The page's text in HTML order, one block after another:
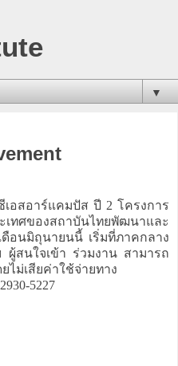
▼
อสอาร์แคมปัส ปี 2 โครงการ
ทศของสถาบันไทยพัฒนาและ
อนมิถุนายนนี้ เริ่มที่ภาคกลาง
ผู้สนใจเข้า ร่วมงาน สามารถ
ไม่เสียค่าใช้จ่ายทาง
5227